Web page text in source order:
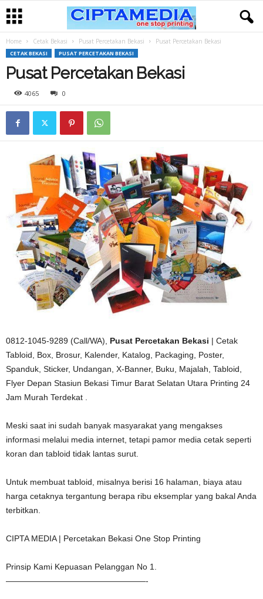
Home Cetak Bekasi Pusat Percetakan Bekasi Pusat Percetakan Bekasi
CETAK BEKASI PUSAT PERCETAKAN BEKASI
Pusat Percetakan Bekasi
4065 0
0812-1045-9289 (Call/WA), Pusat Percetakan Bekasi | Cetak
Tabloid, Box, Brosur, Kalender, Katalog, Packaging, Poster,
Spanduk, Sticker, Undangan, X-Banner, Buku, Majalah, Tabloid,
Flyer Depan Stasiun Bekasi Timur Barat Selatan Utara Printing 24
Jam Murah Terdekat .
Meski saat ini sudah banyak masyarakat yang mengakses
informasi melalui media internet, tetapi pamor media cetak seperti
koran dan tabloid tidak lantas surut.
Untuk membuat tabloid, misalnya berisi 16 halaman, biaya atau
harga cetaknya tergantung berapa ribu eksemplar yang bakal Anda
terbitkan.
CIPTA MEDIA | Percetakan Bekasi One Stop Printing
Prinsip Kami Kepuasan Pelanggan No 1.
—————————————————-